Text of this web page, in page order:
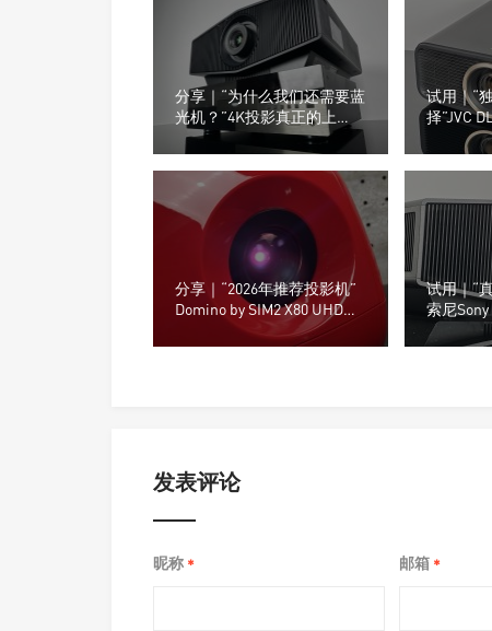
分享｜“为什么我们还需要蓝
光机？”4K投影真正的上
限，往往由信号源决定
试用｜“
择”JVC
投影机
分享｜“2026年推荐投影机”
Domino by SIM2 X80 UHD投
试用｜“
索尼
XW5100
发表评论
昵称 * 邮箱 *